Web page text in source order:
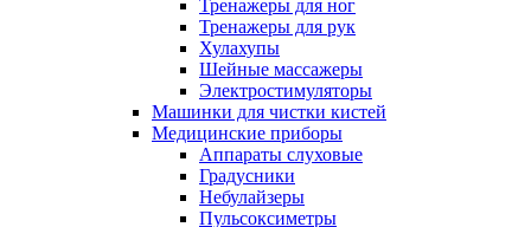
Тренажеры для ног
Тренажеры для рук
Хулахупы
Шейные массажеры
Электростимуляторы
Машинки для чистки кистей
Медицинские приборы
Аппараты слуховые
Градусники
Небулайзеры
Пульсоксиметры